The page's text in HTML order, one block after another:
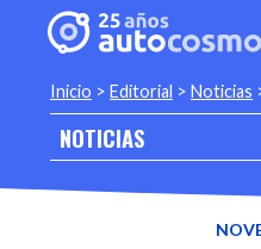
Inicio > Editorial > Noticias
NOTICIAS